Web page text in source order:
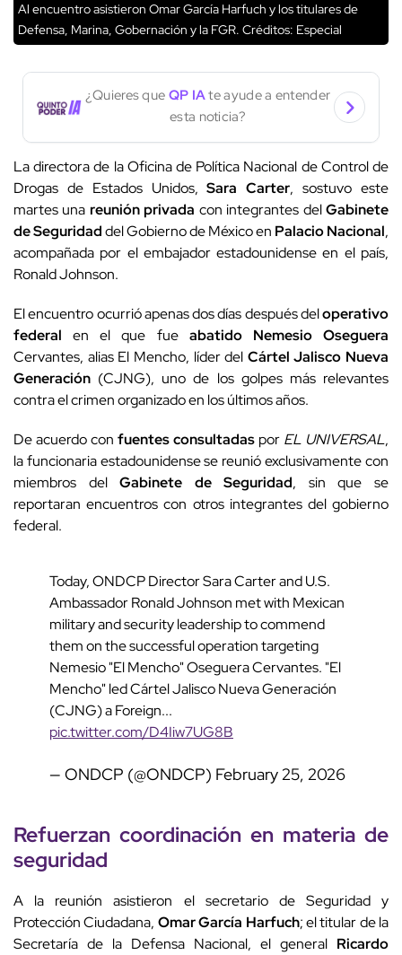
Al encuentro asistieron Omar García Harfuch y los titulares de
Defensa, Marina, Gobernación y la FGR. Créditos: Especial
¿Quieres que QP IAte ayude a entender
esta noticia?
La directora de la Oficina de Política Nacional de Control de
Drogas de Estados Unidos,Sara Carter, sostuvo este
martes una reunión privada con integrantes delGabinete
de Seguridaddel Gobierno de México en Palacio Nacional,
acompañada por el embajador estadounidense en el país,
Ronald Johnson.
El encuentro ocurrió apenas dos días después deloperativo
federal en el que fue abatido Nemesio Oseguera
Cervantes, alias El Mencho, líder del Cártel Jalisco Nueva
Generación (CJNG), uno de los golpes más relevantes
contra el crimen organizado en los últimos años.
De acuerdo con fuentes consultadas por EL UNIVERSAL,
la funcionaria estadounidense se reunió exclusivamente con
miembros delGabinete de Seguridad, sin que se
reportaran encuentros con otros integrantes del gobierno
federal.
Today, ONDCP Director Sara Carter and U.S.
Ambassador Ronald Johnson met with Mexican
military and security leadership to commend
them on the successful operation targeting
Nemesio "El Mencho" Oseguera Cervantes. "El
Mencho" led Cártel Jalisco Nueva Generación
(CJNG) a Foreign...
pic.twitter.com/D4Iiw7UG8B
— ONDCP (@ONDCP) February 25, 2026
Refuerzan coordinación en materia de
seguridad
A la reunión asistieron el secretario de Seguridad y
Protección Ciudadana, Omar García Harfuch; el titular de la
Secretaría de la Defensa Nacional, el general Ricardo